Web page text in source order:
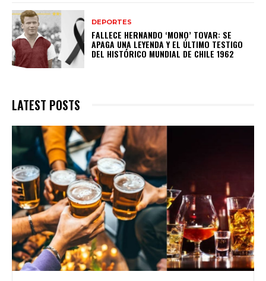
DEPORTES
FALLECE HERNANDO ‘MONO’ TOVAR: SE
APAGA UNA LEYENDA Y EL ÚLTIMO TESTIGO
DEL HISTÓRICO MUNDIAL DE CHILE 1962
LATEST POSTS